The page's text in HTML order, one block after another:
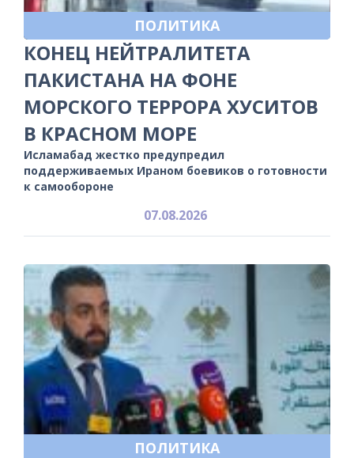
ПОЛИТИКА
КОНЕЦ НЕЙТРАЛИТЕТА
ПАКИСТАНА НА ФОНЕ
МОРСКОГО ТЕРРОРА ХУСИТОВ
В КРАСНОМ МОРЕ
Исламабад жестко предупредил
поддерживаемых Ираном боевиков о готовности
к самообороне
07.08.2026
ПОЛИТИКА